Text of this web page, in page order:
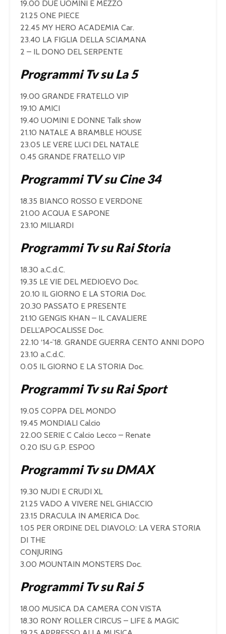
19.00 DUE UOMINI E MEZZO
21.25 ONE PIECE
22.45 MY HERO ACADEMIA Car.
23.40 LA FIGLIA DELLA SCIAMANA
2 – IL DONO DEL SERPENTE
Programmi Tv su La 5
19.00 GRANDE FRATELLO VIP
19.10 AMICI
19.40 UOMINI E DONNE Talk show
21.10 NATALE A BRAMBLE HOUSE
23.05 LE VERE LUCI DEL NATALE
0.45 GRANDE FRATELLO VIP
Programmi TV su Cine 34
18.35 BIANCO ROSSO E VERDONE
21.00 ACQUA E SAPONE
23.10 MILIARDI
Programmi Tv su Rai Storia
18.30 a.C.d.C.
19.35 LE VIE DEL MEDIOEVO Doc.
20.10 IL GIORNO E LA STORIA Doc.
20.30 PASSATO E PRESENTE
21.10 GENGIS KHAN – IL CAVALIERE
DELL’APOCALISSE Doc.
22.10 ‘14-’18. GRANDE GUERRA CENTO ANNI DOPO
23.10 a.C.d.C.
0.05 IL GIORNO E LA STORIA Doc.
Programmi Tv su Rai Sport
19.05 COPPA DEL MONDO
19.45 MONDIALI Calcio
22.00 SERIE C Calcio Lecco – Renate
0.20 ISU G.P. ESPOO
Programmi Tv su DMAX
19.30 NUDI E CRUDI XL
21.25 VADO A VIVERE NEL GHIACCIO
23.15 DRACULA IN AMERICA Doc.
1.05 PER ORDINE DEL DIAVOLO: LA VERA STORIA
DI THE
CONJURING
3.00 MOUNTAIN MONSTERS Doc.
Programmi Tv su Rai 5
18.00 MUSICA DA CAMERA CON VISTA
18.30 RONY ROLLER CIRCUS – LIFE & MAGIC